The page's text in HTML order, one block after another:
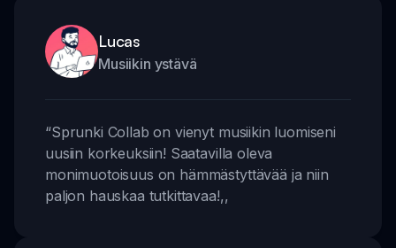
Lucas
Musiikin ystävä
“Sprunki Collab on vienyt musiikin luomiseni
uusiin korkeuksiin! Saatavilla oleva
monimuotoisuus on hämmästyttävää ja niin
paljon hauskaa tutkittavaa!,,